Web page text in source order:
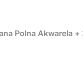
Polna Akwarela +